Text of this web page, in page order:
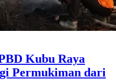
Kubu Raya
Permukiman dari